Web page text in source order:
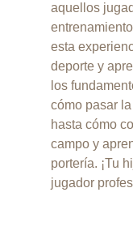
aquellos
esta
deporte y
los
cómo pasar
hasta cómo
campo y
portería. ¡Tu
jugador